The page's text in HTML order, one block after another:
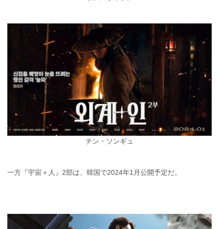
チン・ソンギュ
一方『宇宙＋人』2部は、韓国で2024年1月公開予定だ。